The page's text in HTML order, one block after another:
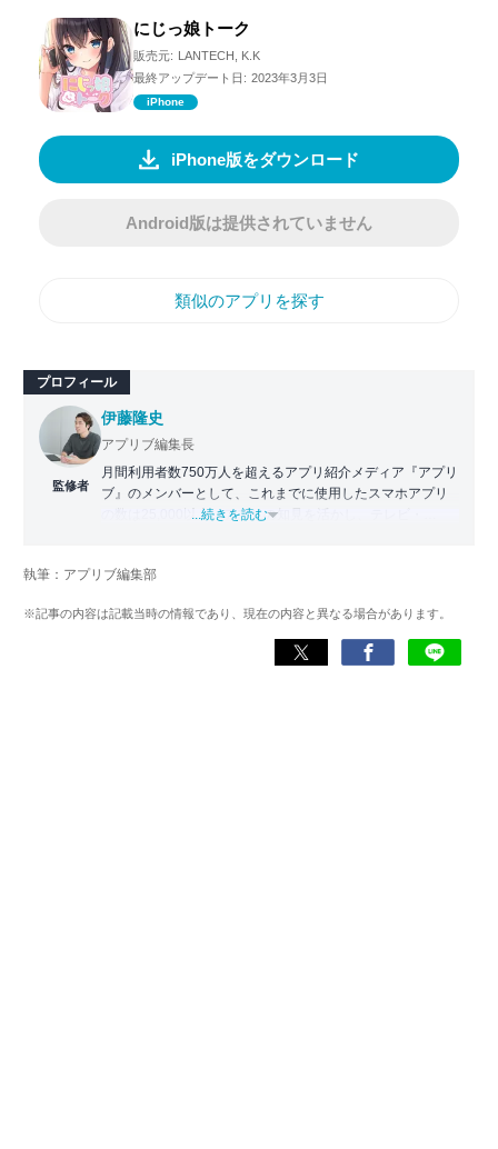
にじっ娘トーク
販売元: LANTECH, K.K
最終アップデート日: 2023年3月3日
iPhone
iPhone版をダウンロード
Android版は提供されていません
類似のアプリを探す
プロフィール
監修者
伊藤隆史
アプリブ編集長
月間利用者数750万人を超えるアプリ紹介メディア『アプリ
ブ』のメンバーとして、これまでに使用したスマホアプリ
の数は25,000以上。アプリの知見を活かし、テレビ・
化アプリの紹介）、TBS『サタプラ』（スマホライフが変
スマホアプリ）他
...続きを読む
執筆：アプリブ編集部
※記事の内容は記載当時の情報であり、現在の内容と異なる場合があります。